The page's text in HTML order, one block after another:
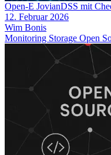
Open-E JovianDSS mit
12. Februar 2026
Wim Bonis
Monitoring Storage Open